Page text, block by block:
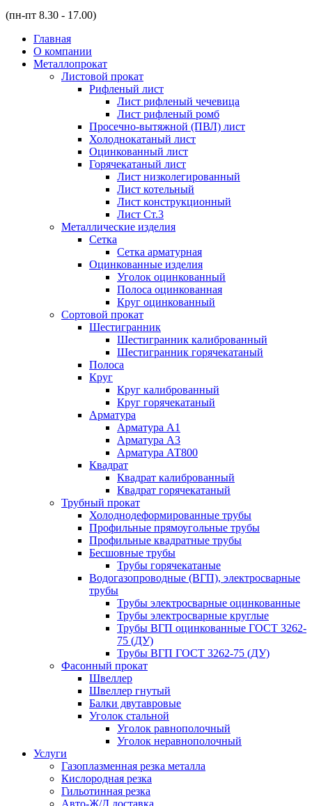
(пн-пт 8.30 - 17.00)
Главная
О компании
Металлопрокат
Листовой прокат
Рифленый лист
Лист рифленый чечевица
Лист рифленый ромб
Просечно-вытяжной (ПВЛ) лист
Холоднокатаный лист
Оцинкованный лист
Горячекатаный лист
Лист низколегированный
Лист котельный
Лист конструкционный
Лист Ст.3
Металлические изделия
Сетка
Сетка арматурная
Оцинкованные изделия
Уголок оцинкованный
Полоса оцинкованная
Круг оцинкованный
Сортовой прокат
Шестигранник
Шестигранник калиброванный
Шестигранник горячекатаный
Полоса
Круг
Круг калиброванный
Круг горячекатаный
Арматура
Арматура А1
Арматура А3
Арматура АТ800
Квадрат
Квадрат калиброванный
Квадрат горячекатаный
Трубный прокат
Холоднодеформированные трубы
Профильные прямоугольные трубы
Профильные квадратные трубы
Бесшовные трубы
Трубы горячекатаные
Водогазопроводные (ВГП), электросварные
трубы
Трубы электросварные оцинкованные
Трубы электросварные круглые
Трубы ВГП оцинкованные ГОСТ 3262-
75 (ДУ)
Трубы ВГП ГОСТ 3262-75 (ДУ)
Фасонный прокат
Швеллер
Швеллер гнутый
Балки двутавровые
Уголок стальной
Уголок равнополочный
Уголок неравнополочный
Услуги
Газоплазменная резка металла
Кислородная резка
Гильотинная резка
Авто-Ж/Д доставка